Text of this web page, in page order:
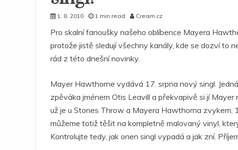
1. 8. 2010 1 min read Cream.cz
Pro skalní fanoušky našeho oblíbence Mayera
protože jistě sledují všechny kanály, kde se dozví to
rád z této dnešní novinky.
Mayer Hawthorne vydává 17. srpna nový singl.
zpěváka jménem Otis Leavill a překvapivě si jí
už je u Stones Throw a Mayera Hawthorna zvykem,
můžeme totiž těšit na kompletně malovaný vinyl,
Kontrolujte tedy, jak onen singl vypadá a jak zní.